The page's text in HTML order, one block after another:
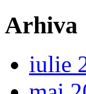
Arhiva
iulie